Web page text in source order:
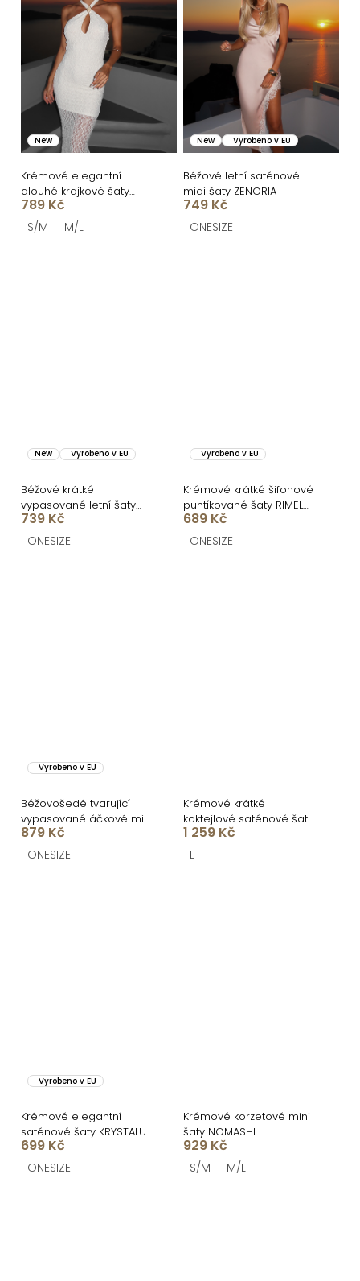
New
Krémové elegantní
dlouhé krajkové šaty
MALLONE
789 Kč
S/M M/L
New Vyrobeno v EU
Béžové letní saténové
midi šaty ZENORIA
749 Kč
ONESIZE
New Vyrobeno v EU
Béžové krátké
vypasované letní šaty
BRINELLE na ramínka
739 Kč
ONESIZE
Vyrobeno v EU
Krémové krátké šifonové
puntíkované šaty RIMELO
s kraťásky
689 Kč
ONESIZE
Vyrobeno v EU
Béžovošedé tvarující
vypasované áčkové midi
šaty VORTA
879 Kč
ONESIZE
Krémové krátké
koktejlové saténové šaty
AMESTIA
1 259 Kč
L
Vyrobeno v EU
Krémové elegantní
saténové šaty KRYSTALU
s krajkou
699 Kč
ONESIZE
Krémové korzetové mini
šaty NOMASHI
929 Kč
S/M M/L